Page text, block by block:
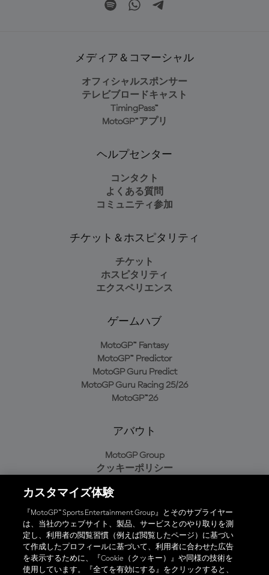
メディア＆コマーシャル
オフィシャルスポンサー
テレビブロードキャスト
TimingPass™
MotoGP™アプリ
ヘルプセンター
コンタクト
よくある質問
コミュニティ参加
チケット＆ホスピタリティ
チケット
ホスピタリティ
エクスペリエンス
ゲームハブ
MotoGP™ Fantasy
MotoGP™ Predictor
MotoGP Guru Predict
MotoGP Guru Racing 25/26
MotoGP™26
アバウト
MotoGP Group
クッキーポリシー
プライバシーポリシー
購入ポリシー
オフィシャルアプリ
カスタマイズ体験
『MotoGP™ Sports Entertainment Group』とそのサプライヤー
は、当社のウェブサイト、製品、サービスとのやり取りを測
定し、利用者の閲覧習慣（例えば閲覧したページ）に基づい
て作成したプロフィールに基づいて、利用者に合わせた広告
を表示するために、『Cookie（クッキー）』や同様の技術を
使用しています。『全てを有効にする』をクリックすると、